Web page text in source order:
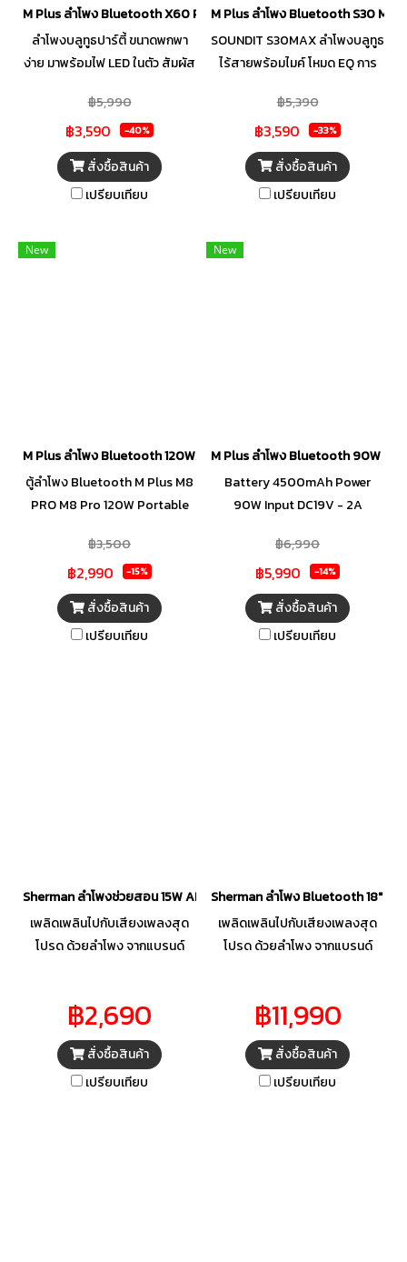
M Plus ลำโพง Bluetooth X60 PRO
ลำโพงบลูทูธปาร์ตี้ ขนาดพกพา
ง่าย มาพร้อมไฟ LED ในตัว สัมผัส
พร้อมกับไฟ LED ที่จะทำให้เสียง
เพลงของคุณไม่จบเพียงแค่การ
ได้ยิน ตัวลำโพงมีไฟวงแหวน LED
ทั้งในส่วนด้านบนและล่างตัว
เครื่อง มาพร้อมกับไมโครโฟน
สามารถใช้งานได้อย่างไร้กังวล
฿5,990
฿3,590 -40%
สั่งซื้อสินค้า
เปรียบเทียบ
M Plus ลำโพง Bluetooth S30 MAX
SOUNDIT S30MAX ลำโพงบลูทูธ
ไร้สายพร้อมไมค์ โหมด EQ การ
ด้วยระบบดิจิตอล
฿5,390
฿3,590 -33%
สั่งซื้อสินค้า
เปรียบเทียบ
New
M Plus ลำโพง Bluetooth 120W M8PRO
ตู้ลำโพง Bluetooth M Plus M8
PRO M8 Pro 120W Portable
Pro
฿3,500
฿2,990 -15%
สั่งซื้อสินค้า
เปรียบเทียบ
New
M Plus ลำโพง Bluetooth 90W M5
Battery 4500mAh Power
90W Input DC19V - 2A
20kHz Product Size
380x140x240mm Product
weight 5.8kg
฿6,990
฿5,990 -14%
สั่งซื้อสินค้า
เปรียบเทียบ
Sherman ลำโพงช่วยสอน 15W APS-260
เพลิดเพลินไปกับเสียงเพลงสุด
โปรด ด้วยลำโพง จากแบรนด์
คุณภาพ ขนาดกะทัดรัด ออกแบบ
มาเพื่อให้สามารถจัดวางบนโต๊ะ
ทำงาน หรือพกพาไปตามสถานที่
ต่าง ๆ ได้ อีกทั้งยังสามารถเชื่อม
฿2,690
สั่งซื้อสินค้า
เปรียบเทียบ
Sherman ลำโพง Bluetooth 18"
เพลิดเพลินไปกับเสียงเพลงสุด
โปรด ด้วยลำโพง จากแบรนด์
คุณภาพ ขนาดกะทัดรัด ออกแบบ
มาเพื่อให้สามารถจัดวางบนโต๊ะ
ทำงาน หรือพกพาไปตามสถานที่
ต่าง ๆ ได้ อีกทั้งยังสามารถเชื่อม
฿11,990
สั่งซื้อสินค้า
เปรียบเทียบ